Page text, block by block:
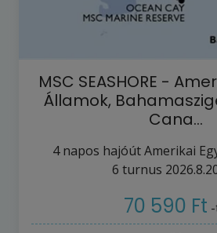
MSC SEASHORE -
Államok,
Cana…
4napos hajóútAmerikai
6 turnus
70 590 Ft